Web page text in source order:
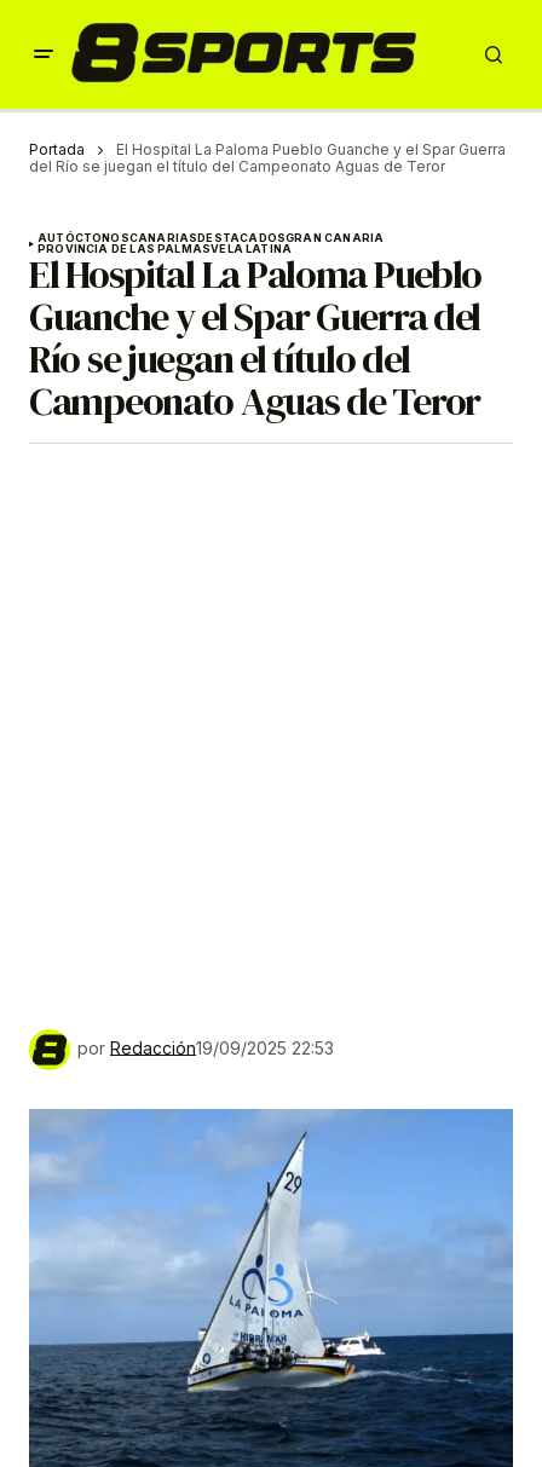
Portada
El Hospital La Paloma Pueblo Guanche y el Spar Guerra
del Río se juegan el título del Campeonato Aguas de Teror
AUTÓCTONOSCANARIASDESTACADOSGRAN CANARIA
PROVINCIA DE LAS PALMASVELA LATINA
El Hospital La Paloma Pueblo
Guanche y el Spar Guerra del
Río se juegan el título del
Campeonato Aguas de Teror
por Redacción19/09/2025 22:53